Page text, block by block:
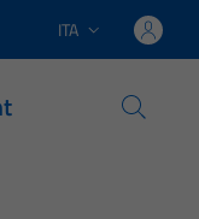
Lingua attiva:
ITA